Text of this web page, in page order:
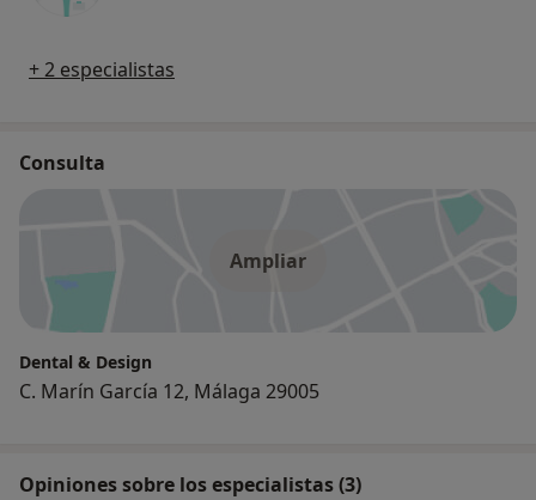
+ 2 especialistas
Consulta
Ampliar
Dental & Design
C. Marín García 12, Málaga 29005
Opiniones sobre los especialistas (3)